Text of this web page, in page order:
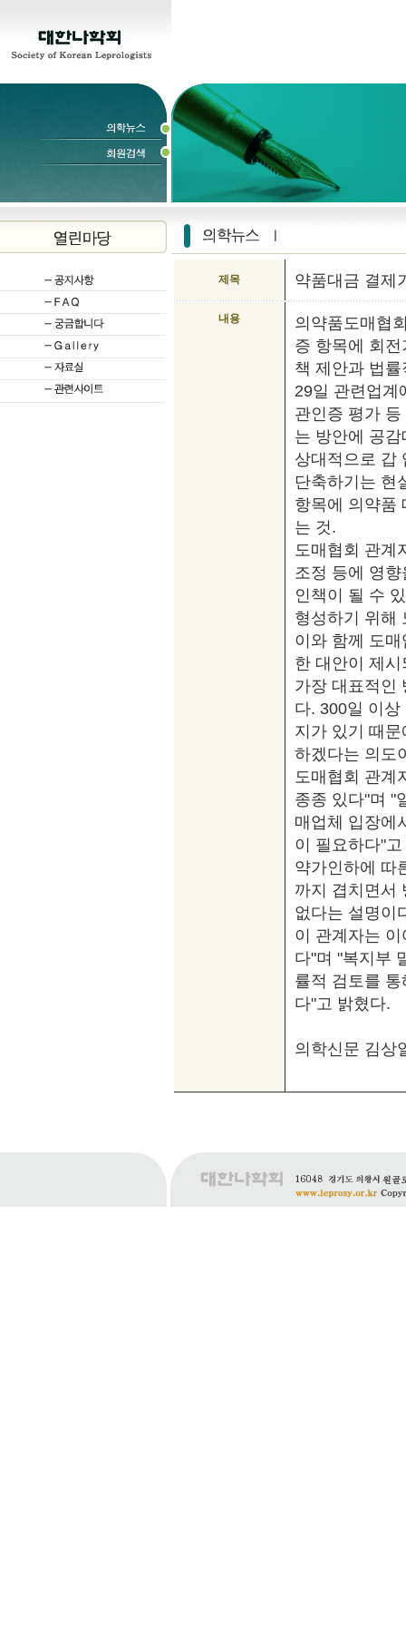
제목 약품대금 결제
내용
의약품도매협
증 항목에 회
책 제안과 법
29일 관련업계
관인증 평가
는 방안에 공
상대적으로 갑
단축하기는 현
항목에 의약품
는 것.
도매협회 관계
조정 등에 영
인책이 될 수
형성하기 위해
이와 함께 도
한 대안이 제
가장 대표적인
다. 300일 이
지가 있기 때
하겠다는 의도
도매협회 관계
종종 있다"며 "
매업체 입장에
이 필요하다"
약가인하에 따
까지 겹치면서
없다는 설명이
이 관계자는
다"며 "복지부
률적 검토를
다"고 밝혔다.
의학신문 김상